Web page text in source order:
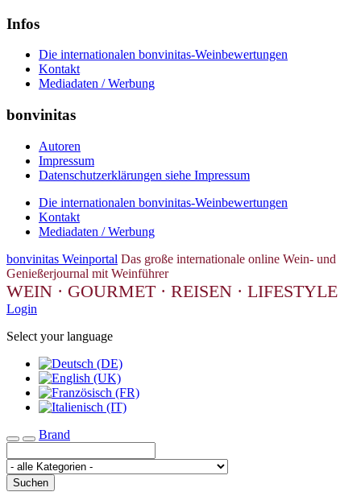
Infos
Die internationalen bonvinitas-Weinbewertungen
Kontakt
Mediadaten / Werbung
bonvinitas
Autoren
Impressum
Datenschutzerklärungen siehe Impressum
Die internationalen bonvinitas-Weinbewertungen
Kontakt
Mediadaten / Werbung
bonvinitas Weinportal Das große internationale online Wein- und
Genießerjournal mit Weinführer
WEIN · GOURMET · REISEN · LIFESTYLE
Login
Select your language
Toggle navigation
Brand
Suchen